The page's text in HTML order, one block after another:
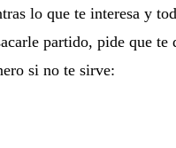
lo que te interesa y
partido, pide que te
si no te sirve: